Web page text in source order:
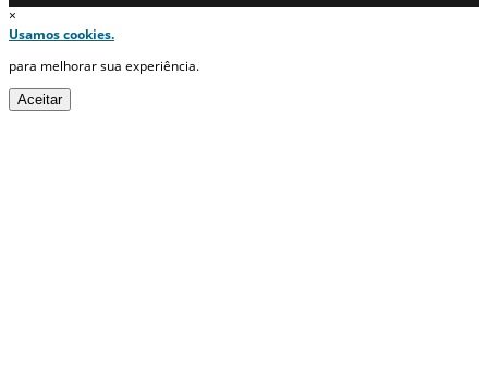
×
Usamos cookies.
para melhorar sua experiência.
Aceitar